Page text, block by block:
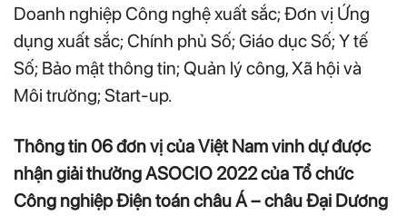
Doanh nghiệp Công nghệ xuất sắc; Đơn vị Ứng
dụng xuất sắc; Chính phủ Số; Giáo dục Số; Y tế
Số; Bảo mật thông tin; Quản lý công, Xã hội và
Môi trường; Start-up.
Thông tin 06 đơn vị của Việt Nam vinh dự được
nhận giải thưởng ASOCIO 2022 của Tổ chức
Công nghiệp Điện toán châu Á – châu Đại Dương